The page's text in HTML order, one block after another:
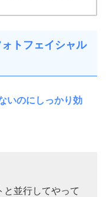
トフェイシャル
いのにしっかり効
並行してやって